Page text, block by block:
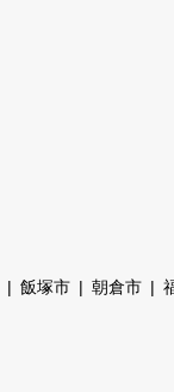
飯塚市 朝倉市